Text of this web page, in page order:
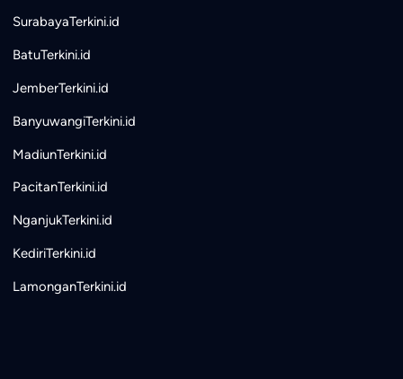
SurabayaTerkini.id
BatuTerkini.id
JemberTerkini.id
BanyuwangiTerkini.id
MadiunTerkini.id
PacitanTerkini.id
NganjukTerkini.id
KediriTerkini.id
LamonganTerkini.id